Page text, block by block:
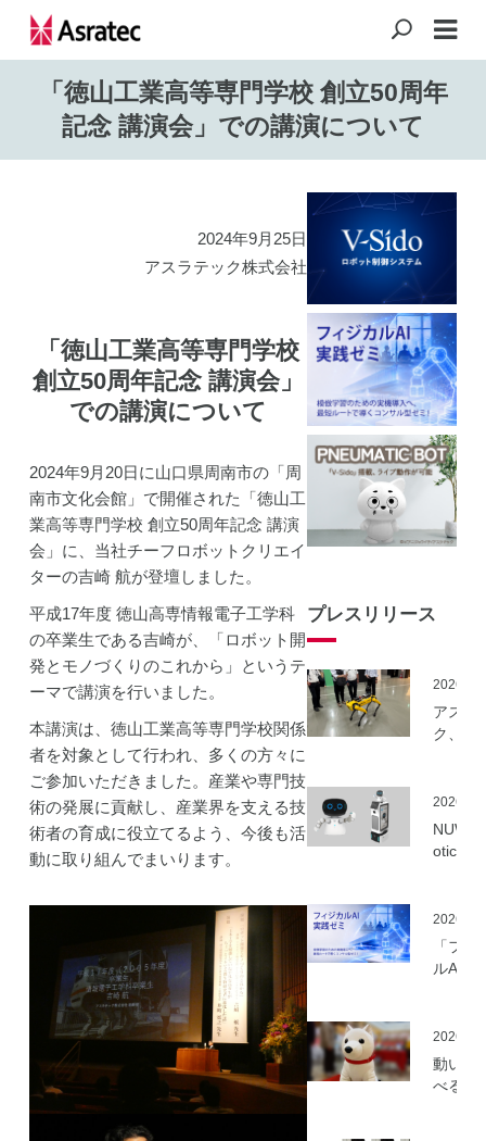
「徳山工業高等専門学校 創立50周年
記念 講演会」での講演について
2024年9月25日
アスラテック株式会社
「徳山工業高等専門学校
創立50周年記念 講演会」
での講演について
2024年9月20日に山口県周南市の「周
南市文化会館」で開催された「徳山工
業高等専門学校 創立50周年記念 講演
会」に、当社チーフロボットクリエイ
ターの吉崎 航が登壇しました。
平成17年度 徳山高専情報電子工学科
の卒業生である吉崎が、「ロボット開
発とモノづくりのこれから」というテ
ーマで講演を行いました。
本講演は、徳山工業高等専門学校関係
者を対象として行われ、多くの方々に
ご参加いただきました。産業や専門技
術の発展に貢献し、産業界を支える技
術者の育成に役立てるよう、今後も活
動に取り組んでまいります。
プレスリリース
アスラ
ク、
を活用
建設向
ボット
実施
NUWA
otics社
いを開
「フィ
ルAI実
動いて
べる「